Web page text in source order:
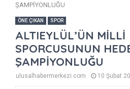
ŞAMPİYONLUĞU
ÖNE ÇIKAN SPOR
ALTIEYLÜL’ÜN MİLLİ
SPORCUSUNUN
ŞAMPİYONLUĞU
ulusalhabermerkezi.com 10 Şubat